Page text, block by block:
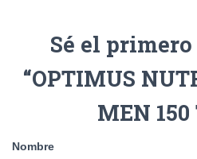
Sé el
“OPTIMUS
MEN 150
Nombre